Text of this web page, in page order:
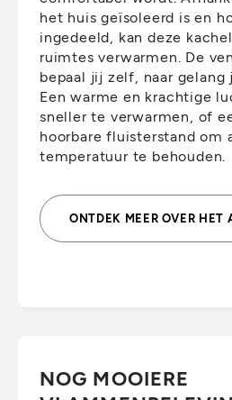
het huis geïsoleerd is en
ingedeeld, kan deze
ruimtes verwarmen. De
bepaal jij zelf, naar gelang
Een warme en krachtige
sneller te verwarmen, of
hoorbare fluisterstand om
temperatuur te behouden.
ONTDEK MEER OVER HET
NOG MOOIERE